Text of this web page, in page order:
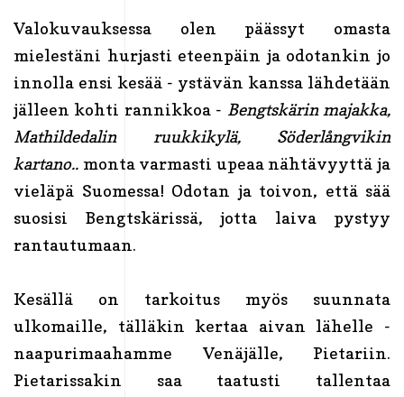
Valokuvauksessa olen päässyt omasta
mielestäni hurjasti eteenpäin ja odotankin jo
innolla ensi kesää - ystävän kanssa lähdetään
jälleen kohti rannikkoa - Bengtskärin majakka,
Mathildedalin ruukkikylä, Söderlångvikin
kartano.. monta varmasti upeaa nähtävyyttä ja
vieläpä Suomessa! Odotan ja toivon, että sää
suosisi Bengtskärissä, jotta laiva pystyy
rantautumaan.
Kesällä on tarkoitus myös suunnata
ulkomaille, tälläkin kertaa aivan lähelle -
naapurimaahamme Venäjälle, Pietariin.
Pietarissakin saa taatusti tallentaa